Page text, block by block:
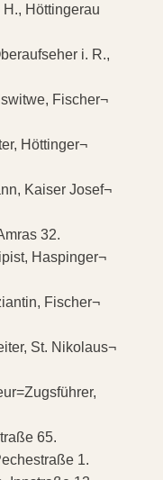
Höttingerau
i. R.,
Fischer¬
Höttinger¬
Kaiser Josef¬
32.
Haspinger¬
Fischer¬
St. Nikolaus¬
65.
1.